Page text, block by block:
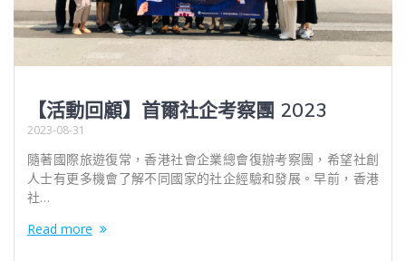
【活動回顧】首爾社企考察團 2023
2023-08-31
隨著國際旅遊復常，香港社會企業總會復辦考察團，希望社創
人士有更多機會了解不同國家的社企經驗和發展。早前，香港
社…
Read more